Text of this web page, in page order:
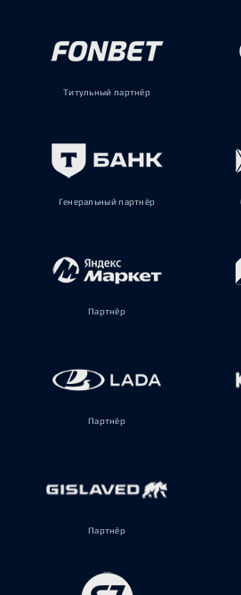
Титульный партнёр
Генеральный партнёр
Партнёр
Партнёр
Партнёр